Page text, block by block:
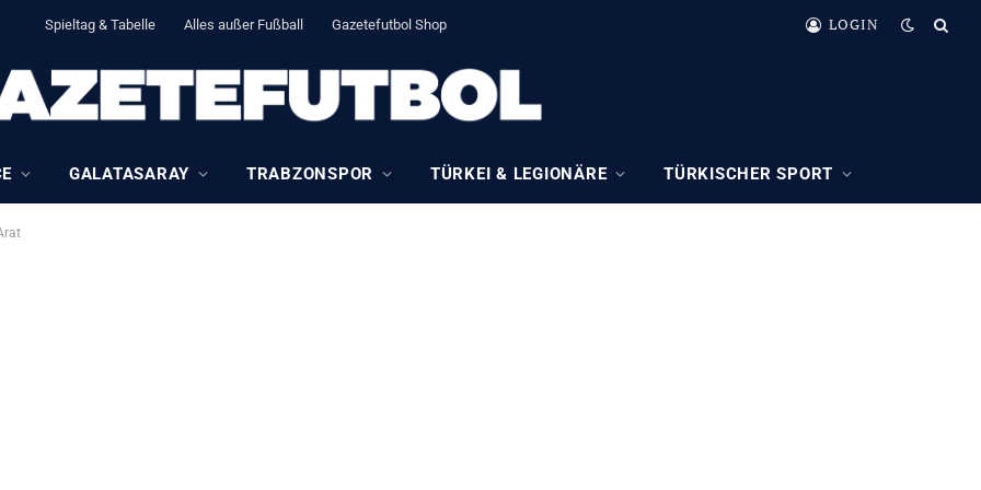
Spieltag & Tabelle Alles außer Fußball Gazetefutbol Shop LOGIN
GALATASARAY TRABZONSPOR TÜRKEI & LEGIONÄRE TÜRKISCHER SPORT